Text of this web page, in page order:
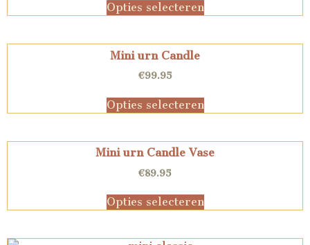
Opties selecteren
Mini urn Candle
€99.95
Opties selecteren
Mini urn Candle Vase
€89.95
Opties selecteren